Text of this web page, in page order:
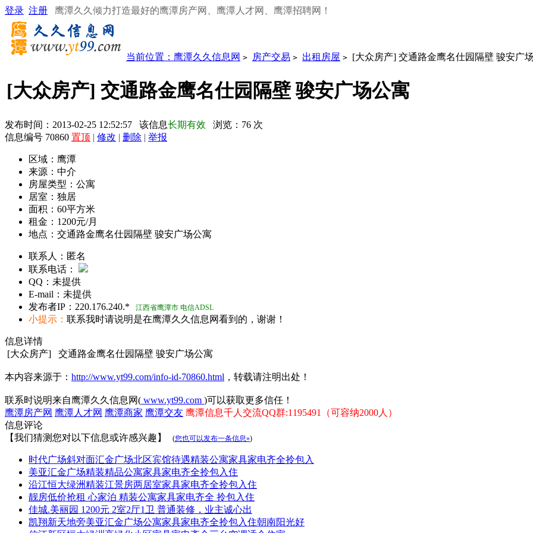
登录 注册 鹰潭久久倾力打造最好的鹰潭房产网、鹰潭人才网、鹰潭招聘网！
当前位置： 鹰潭久久信息网 > 房产交易 > 出租房屋 > [大众房产] 交通路金鹰名仕园隔壁 骏安广
[大众房产] 交通路金鹰名仕园隔壁 骏安广场公寓
发布时间：2013-02-25 12:52:57 该信息长期有效 浏览： 76 次
信息编号 70860 置顶 | 修改 | 删除 | 举报
区域： 鹰潭
来源： 中介
房屋类型： 公寓
居室： 独居
面积： 60平方米
租金： 1200元/月
地点： 交通路金鹰名仕园隔壁 骏安广场公寓
联系人： 匿名
联系电话：
QQ： 未提供
E-mail： 未提供
发布者IP： 220.176.240.* 江西省鹰潭市 电信ADSL
小提示： 联系我时请说明是在鹰潭久久信息网看到的，谢谢！
信息详情
[大众房产] 交通路金鹰名仕园隔壁 骏安广场公寓
本内容来源于： http://www.yt99.com/info-id-70860.html ，转载请注明出处！
联系时说明来自鹰潭久久信息网( www.yt99.com )可以获取更多信任！
鹰潭房产网 鹰潭人才网 鹰潭商家 鹰潭交友 鹰潭信息千人交流QQ群:1195491（可容纳2000人）
信息评论
【我们猜测您对以下信息或许感兴趣】
(您也可以发布一条信息»)
时代广场斜对面汇金广场北区宾馆待遇精装公寓家具家电齐全拎包入
美亚汇金广场精装精品公寓家具家电齐全拎包入住
沿江恒大绿洲精装江景房两居室家具家电齐全拎包入住
靓房低价抢租 心家泊 精装公寓家具家电齐全 拎包入住
佳城.美丽园 1200元 2室2厅1卫 普通装修，业主诚心出
凯翔新天地旁美亚汇金广场公寓家具家电齐全拎包入住朝南阳光好